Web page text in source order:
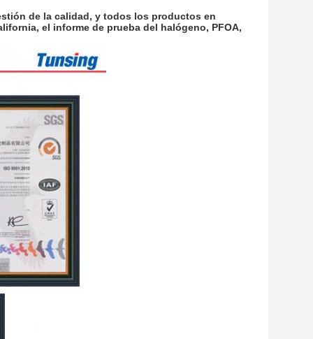
de la calidad, y todos los productos en
el informe de prueba del halógeno, PFOA,